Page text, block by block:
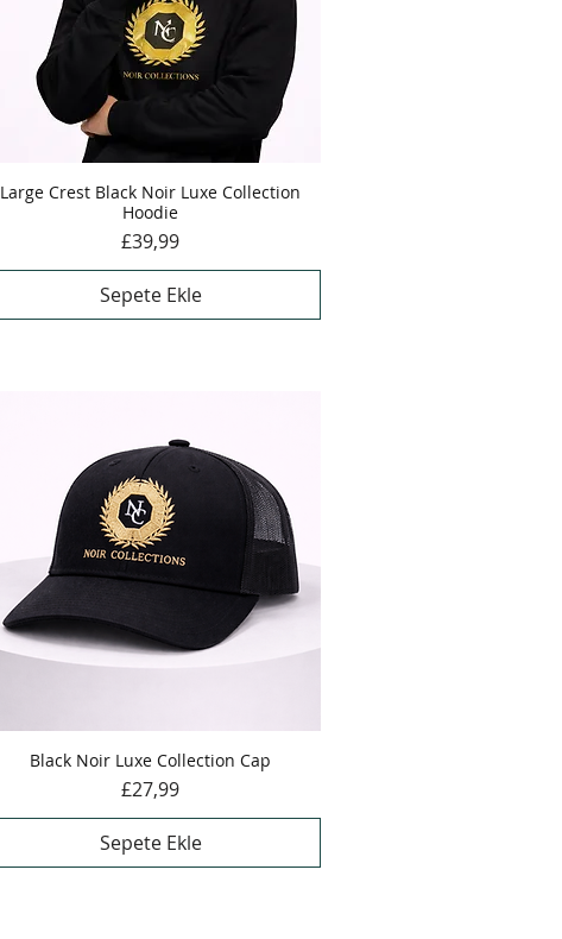
Hızlı Bakış
Large Crest Black Noir Luxe Collection
Hoodie
Fiyat
£39,99
Sepete Ekle
Hızlı Bakış
Black Noir Luxe Collection Cap
Fiyat
£27,99
Sepete Ekle